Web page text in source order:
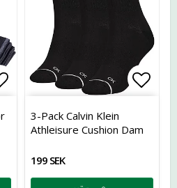
Lägg till i favoritlistan
3-Pack Calvin Klein
Athleisure Cushion Dam
199 SEK